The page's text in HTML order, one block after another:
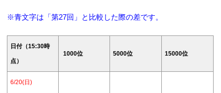
※青文字は「第27回」と比較した際の差です。
日付（15:30時
点）
1000位 5000位 15000位
6/20(日)